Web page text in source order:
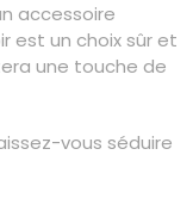
accessoire
est un choix sûr et
une touche de
vous séduire